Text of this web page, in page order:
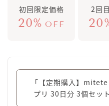
初回限定価格
20% OFF
2回
「【定期購入】
プリ 30日分 3個セッ